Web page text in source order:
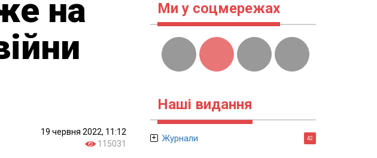
на
19 червня 2022, 11:12
115031
Ми у соцмережах
Наші видання
Журнали 42